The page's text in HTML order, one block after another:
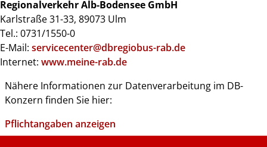
Regionalverkehr Alb-Bodensee GmbH
Karlstraße 31-33, 89073 Ulm
Tel.: 0731/1550-0
E-Mail: servicecenter@dbregiobus-rab.de
Internet: www.meine-rab.de
Nähere Informationen zur Datenverarbeitung im DB-
Konzern finden Sie hier:
Pflichtangaben anzeigen